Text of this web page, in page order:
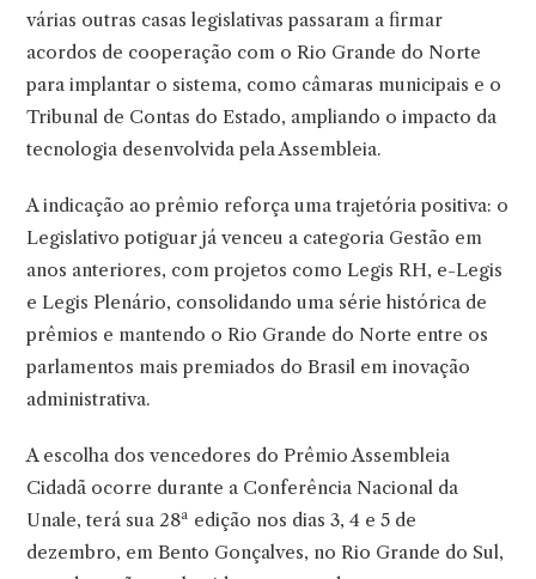
várias outras casas legislativas passaram a firmar
acordos de cooperação com o Rio Grande do Norte
para implantar o sistema, como câmaras municipais e o
Tribunal de Contas do Estado, ampliando o impacto da
tecnologia desenvolvida pela Assembleia.
A indicação ao prêmio reforça uma trajetória positiva: o
Legislativo potiguar já venceu a categoria Gestão em
anos anteriores, com projetos como Legis RH, e-Legis
e Legis Plenário, consolidando uma série histórica de
prêmios e mantendo o Rio Grande do Norte entre os
parlamentos mais premiados do Brasil em inovação
administrativa.
A escolha dos vencedores do Prêmio Assembleia
Cidadã ocorre durante a Conferência Nacional da
Unale, terá sua 28ª edição nos dias 3, 4 e 5 de
dezembro, em Bento Gonçalves, no Rio Grande do Sul,